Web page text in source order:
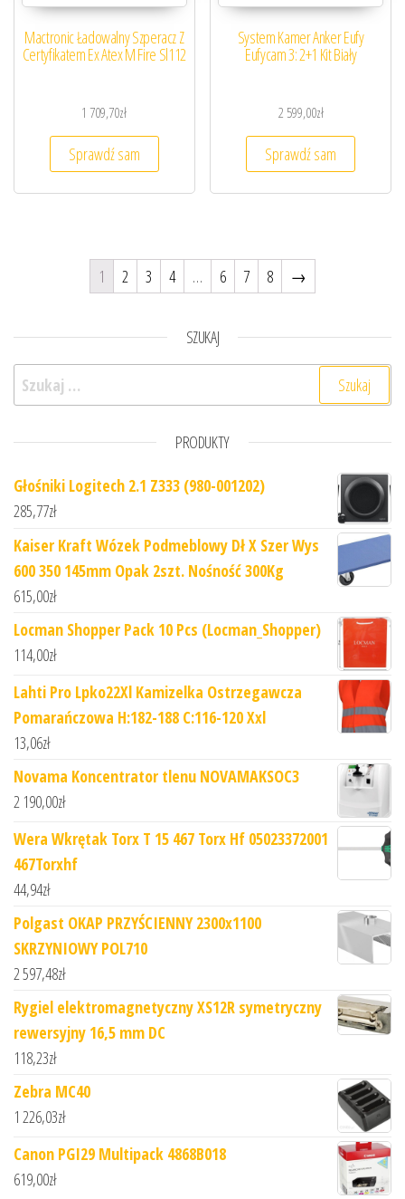
Mactronic Ładowalny Szperacz Z
Certyfikatem Ex Atex M Fire Sl112
1 709,70zł
Sprawdź sam
System Kamer Anker Eufy
Eufycam 3: 2+1 Kit Biały
2 599,00zł
Sprawdź sam
1 2 3 4 … 6 7 8 →
SZUKAJ
Szukaj:
PRODUKTY
Głośniki Logitech 2.1 Z333 (980-001202)
285,77zł
Kaiser Kraft Wózek Podmeblowy Dł X Szer Wys
600 350 145mm Opak 2szt. Nośność 300Kg
615,00zł
Locman Shopper Pack 10 Pcs (Locman_Shopper)
114,00zł
Lahti Pro Lpko22Xl Kamizelka Ostrzegawcza
Pomarańczowa H:182-188 C:116-120 Xxl
13,06zł
Novama Koncentrator tlenu NOVAMAKSOC3
2 190,00zł
Wera Wkrętak Torx T 15 467 Torx Hf 05023372001
467Torxhf
44,94zł
Polgast OKAP PRZYŚCIENNY 2300x1100
SKRZYNIOWY POL710
2 597,48zł
Rygiel elektromagnetyczny XS12R symetryczny
rewersyjny 16,5 mm DC
118,23zł
Zebra MC40
1 226,03zł
Canon PGI29 Multipack 4868B018
619,00zł